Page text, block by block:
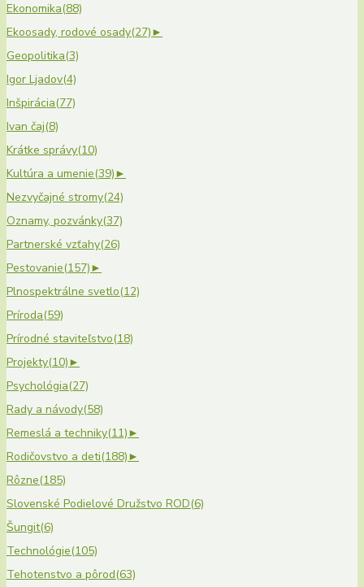
Ekonomika(88)
Ekoosady, rodové osady(27)►
Geopolitika(3)
Igor Ljadov(4)
Inšpirácia(77)
Ivan čaj(8)
Krátke správy(10)
Kultúra a umenie(39)►
Nezvyčajné stromy(24)
Oznamy, pozvánky(37)
Partnerské vzťahy(26)
Pestovanie(157)►
Plnospektrálne svetlo(12)
Príroda(59)
Prírodné staviteľstvo(18)
Projekty(10)►
Psychológia(27)
Rady a návody(58)
Remeslá a techniky(11)►
Rodičovstvo a deti(188)►
Rôzne(185)
Slovenské Podielové Družstvo ROD(6)
Šungit(6)
Technológie(105)
Tehotenstvo a pôrod(63)